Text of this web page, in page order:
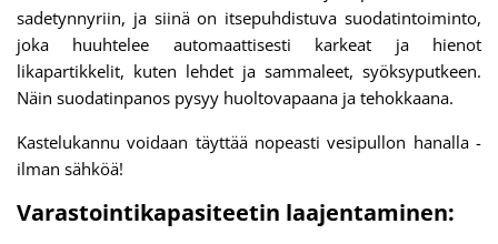
sadetynnyriin, ja siinä on itsepuhdistuva suodatintoiminto,
joka huuhtelee automaattisesti karkeat ja hienot
likapartikkelit, kuten lehdet ja sammaleet, syöksyputkeen.
Näin suodatinpanos pysyy huoltovapaana ja tehokkaana.
Kastelukannu voidaan täyttää nopeasti vesipullon hanalla -
ilman sähköä!
Varastointikapasiteetin laajentaminen: